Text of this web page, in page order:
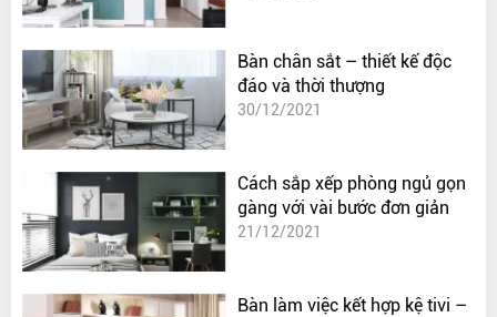
Bàn chân sắt – thiết kế độc
đáo và thời thượng
30/12/2021
Cách sắp xếp phòng ngủ gọn
gàng với vài bước đơn giản
21/12/2021
Bàn làm việc kết hợp kệ tivi –